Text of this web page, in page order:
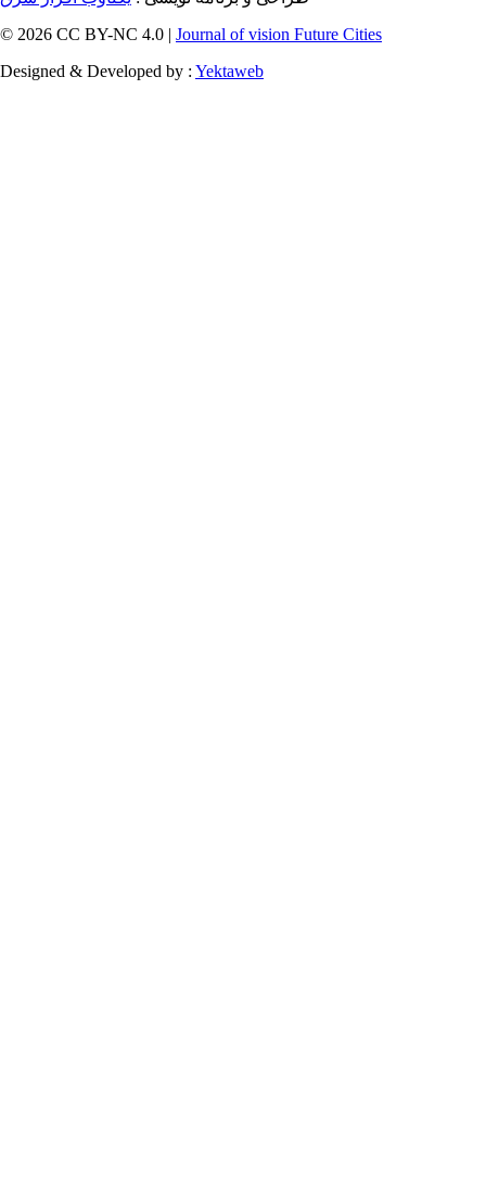
© 2026 CC BY-NC 4.0 | Journal of vision Future Cities
Designed & Developed by : Yektaweb